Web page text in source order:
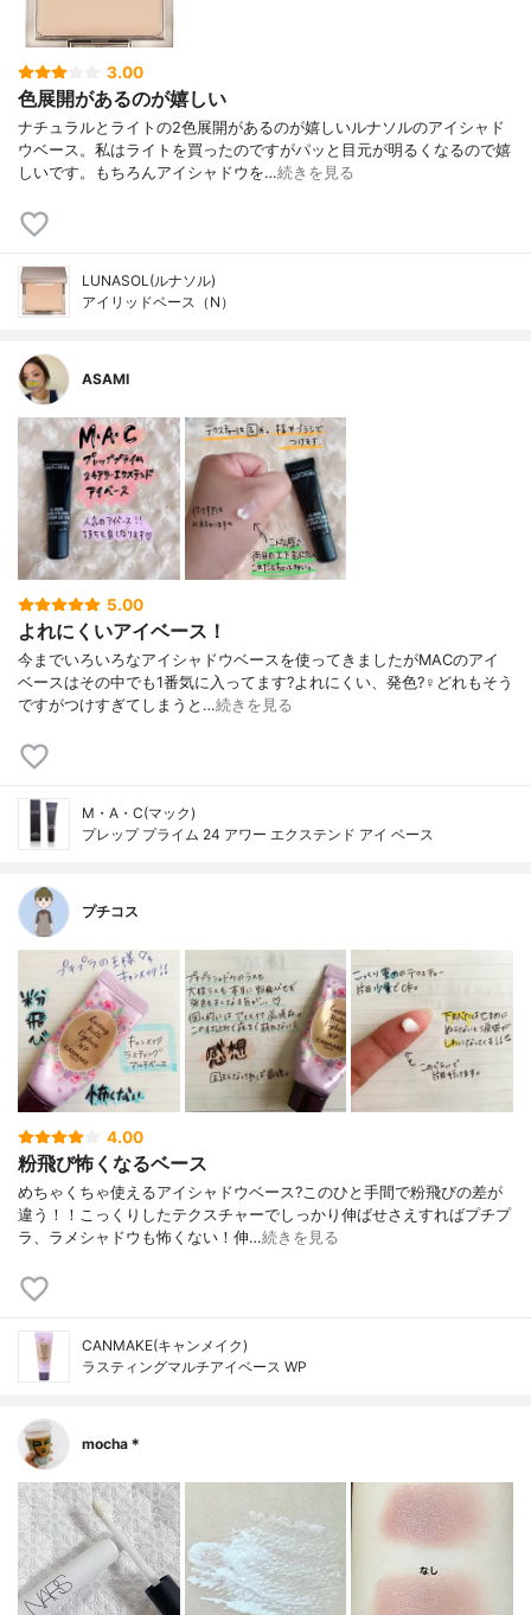
3.00
色展開があるのが嬉しい
ナチュラルとライトの2色展開があるのが嬉しいルナソルのアイシャド
ウベース。私はライトを買ったのですがパッと目元が明るくなるので嬉
しいです。もちろんアイシャドウを…続きを見る
LUNASOL(ルナソル)
アイリッドベース（N）
ASAMI
5.00
よれにくいアイベース！
今までいろいろなアイシャドウベースを使ってきましたがMACのアイ
ベースはその中でも1番気に入ってます?よれにくい、発色?‍♀️どれもそう
ですがつけすぎてしまうと…続きを見る
M・A・C(マック)
プレップ プライム 24 アワー エクステンド アイ ベース
プチコス
4.00
粉飛び怖くなるベース
めちゃくちゃ使えるアイシャドウベース? このひと手間で粉飛びの差が
違う！！こっくりしたテクスチャーでしっかり伸ばせさえすればプチプ
ラ、ラメシャドウも怖くない！伸…続きを見る
CANMAKE(キャンメイク)
ラスティングマルチアイベース WP
mocha＊